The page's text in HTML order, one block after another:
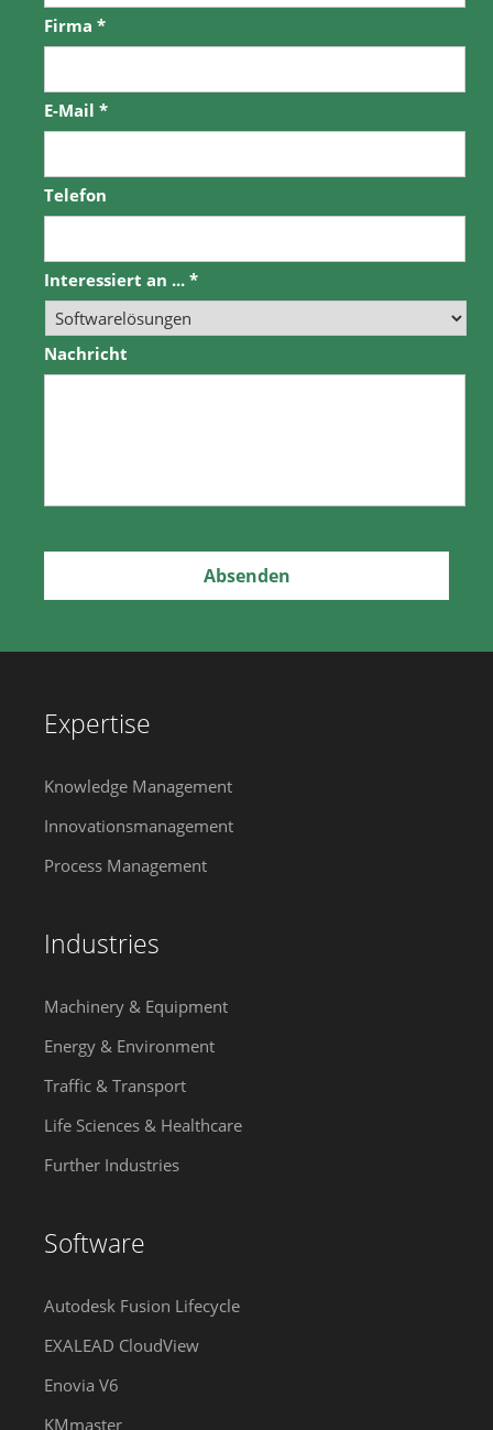
Firma *
E-Mail *
Telefon
Interessiert an ... *
Nachricht
Expertise
Knowledge Management
Innovationsmanagement
Process Management
Industries
Machinery & Equipment
Energy & Environment
Traffic & Transport
Life Sciences & Healthcare
Further Industries
Software
Autodesk Fusion Lifecycle
EXALEAD CloudView
Enovia V6
KMmaster